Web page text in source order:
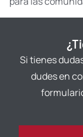
Si tienes
dudes en